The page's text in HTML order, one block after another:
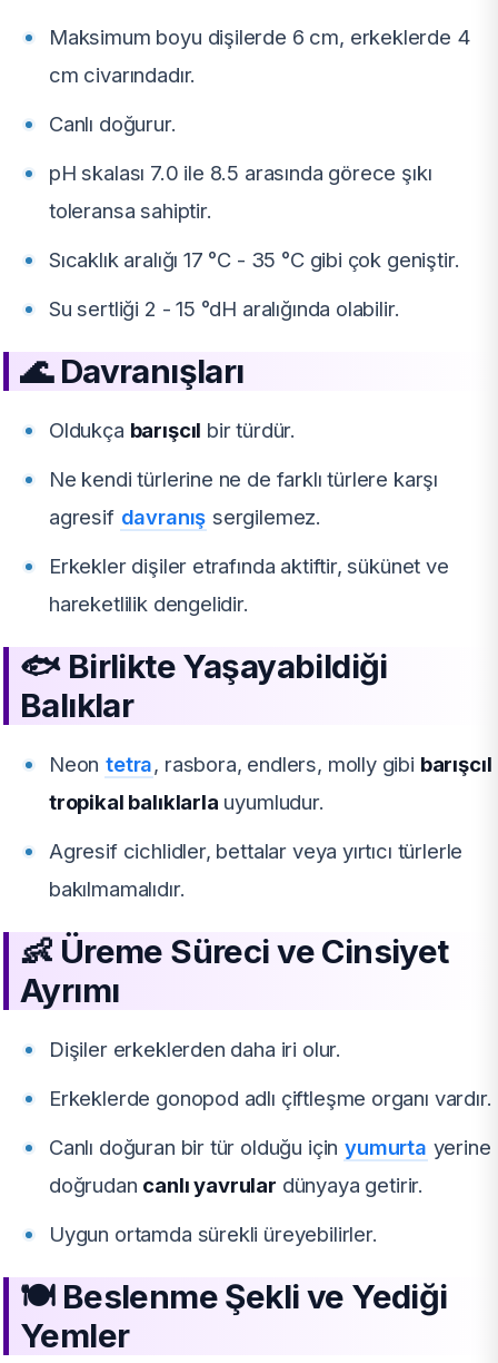
Maksimum boyu dişilerde 6 cm, erkeklerde 4
cm civarındadır.
Canlı doğurur.
pH skalası 7.0 ile 8.5 arasında görece şıkı
toleransa sahiptir.
Sıcaklık aralığı 17 °C - 35 °C gibi çok geniştir.
Su sertliği 2 - 15 °dH aralığında olabilir.
🌊 Davranışları
Oldukça barışcıl bir türdür.
Ne kendi türlerine ne de farklı türlere karşı
agresif davranış sergilemez.
Erkekler dişiler etrafında aktiftir, sükünet ve
hareketlilik dengelidir.
🐟 Birlikte Yaşayabildiği
Balıklar
Neon tetra, rasbora, endlers, molly gibi barışcıl
tropikal balıklarla uyumludur.
Agresif cichlidler, bettalar veya yırtıcı türlerle
bakılmamalıdır.
👶 Üreme Süreci ve Cinsiyet
Ayrımı
Dişiler erkeklerden daha iri olur.
Erkeklerde gonopod adlı çiftleşme organı vardır.
Canlı doğuran bir tür olduğu için yumurta yerine
doğrudan canlı yavrular dünyaya getirir.
Uygun ortamda sürekli üreyebilirler.
🍽️ Beslenme Şekli ve Yediği
Yemler